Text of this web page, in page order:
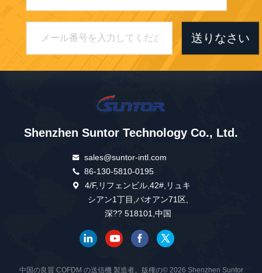
送りなさい
Shenzhen Suntor Technology Co., Ltd.
sales@suntor-intl.com
86-130-5810-0195
4/F,リフェンビル,42#,リュキ
シアン1丁目,バオアン71区,
深?? 518101,中国
中国の良質 COFDM の送信機 製造者。版権の© 2026 Shenzhen Suntor